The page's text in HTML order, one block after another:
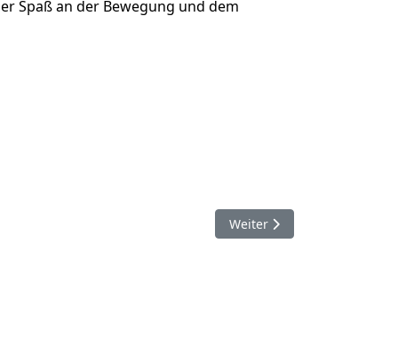
Spaß an der Bewegung und dem
Nächster Beitrag: In
Weiter